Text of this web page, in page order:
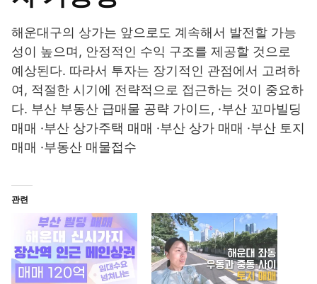
해운대구의 상가는 앞으로도 계속해서 발전할 가능
성이 높으며, 안정적인 수익 구조를 제공할 것으로
예상된다. 따라서 투자는 장기적인 관점에서 고려하
여, 적절한 시기에 전략적으로 접근하는 것이 중요하
다. 부산 부동산 급매물 공략 가이드, ·부산 꼬마빌딩
매매 ·부산 상가주택 매매 ·부산 상가 매매 ·부산 토지
매매 ·부동산 매물접수
관련